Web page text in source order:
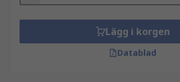
Lägg i korgen
Datablad